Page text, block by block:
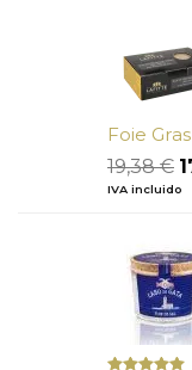
Foie
19,38€
IVA incluido